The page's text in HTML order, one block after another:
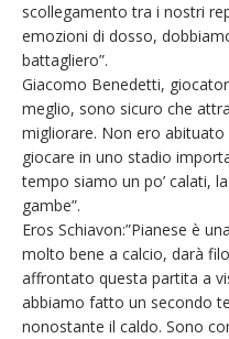
scollegamento tra i nostri
emozioni di dosso,
battagliero”.
Giacomo Benedetti,
meglio, sono sicuro che
migliorare. Non ero
giocare in uno stadio
tempo siamo un po’ calati,
gambe”.
Eros Schiavon:”Pianese è
molto bene a calcio, darà
affrontato questa partita a
abbiamo fatto un secondo
nonostante il caldo. Sono